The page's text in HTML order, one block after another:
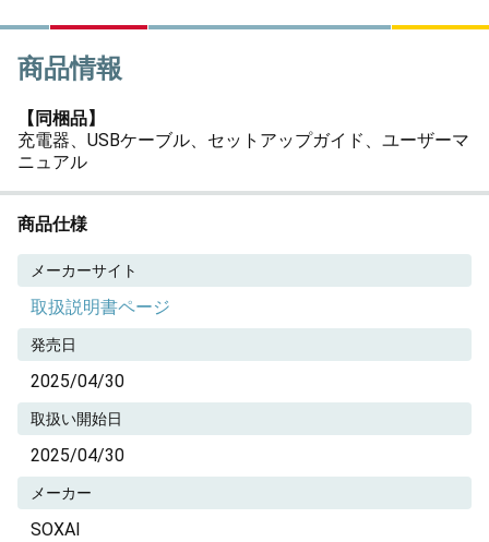
商品情報
【同梱品】
充電器、USBケーブル、セットアップガイド、ユーザーマ
ニュアル
商品仕様
メーカーサイト
取扱説明書ページ
発売日
2025/04/30
取扱い開始日
2025/04/30
メーカー
SOXAI